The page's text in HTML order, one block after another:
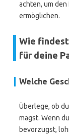
achten, um
ermöglichen.
Wie
für deine
Welche
Überlege, ob
magst. Wenn
bevorzugst,